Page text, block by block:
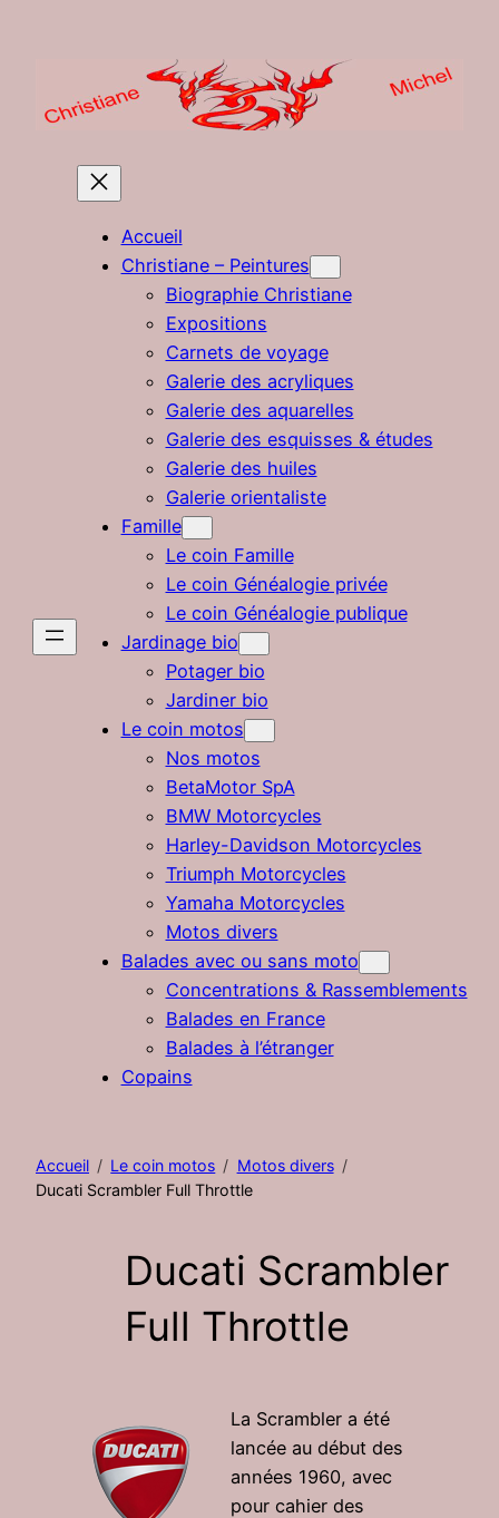
Accueil
Christiane – Peintures
Biographie Christiane
Expositions
Carnets de voyage
Galerie des acryliques
Galerie des aquarelles
Galerie des esquisses & études
Galerie des huiles
Galerie orientaliste
Famille
Le coin Famille
Le coin Généalogie privée
Le coin Généalogie publique
Jardinage bio
Potager bio
Jardiner bio
Le coin motos
Nos motos
BetaMotor SpA
BMW Motorcycles
Harley-Davidson Motorcycles
Triumph Motorcycles
Yamaha Motorcycles
Motos divers
Balades avec ou sans moto
Concentrations & Rassemblements
Balades en France
Balades à l’étranger
Copains
Accueil Le coin motos
Motos divers
Ducati Scrambler Full Throttle
Ducati Scrambler
Full Throttle
La Scrambler a été
lancée au début des
années 1960, avec
pour cahier des